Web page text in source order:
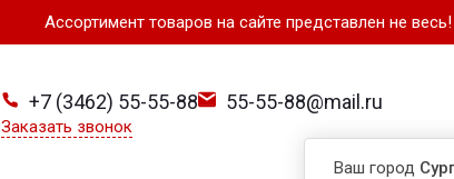
Ассортимент товаров на сайте представлен не
+7 (3462) 55-55-88
Заказать звонок
55-55-88@mail.ru
Ваш город